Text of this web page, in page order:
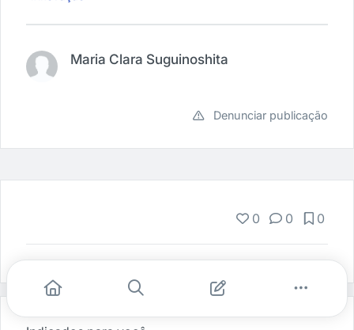
Maria Clara Suguinoshita
Denunciar publicação
0 0 0